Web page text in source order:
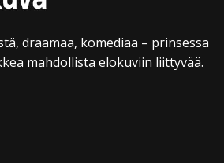
draamaa, komediaa – prinsessa
mahdollista elokuviin liittyvää.